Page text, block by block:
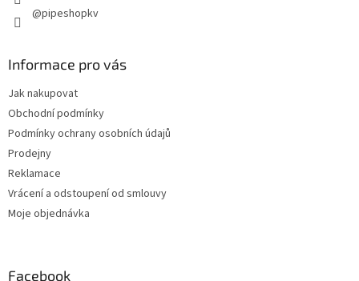
@pipeshopkv
Informace pro vás
Jak nakupovat
Obchodní podmínky
Podmínky ochrany osobních údajů
Prodejny
Reklamace
Vrácení a odstoupení od smlouvy
Moje objednávka
Facebook